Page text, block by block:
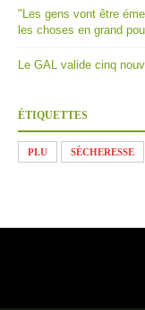
"Les gens vont être
les choses en grand
Le GAL valide cinq
ÉTIQUETTES
PLU SÈCHERESSE